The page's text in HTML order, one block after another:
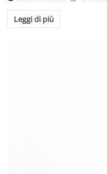
Leggi di più